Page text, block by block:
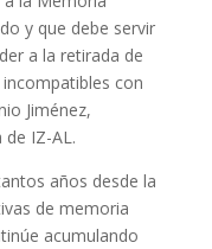
y que debe servir
a la retirada de
con
Jiménez,
IZ-AL.
años desde la
de memoria
acumulando